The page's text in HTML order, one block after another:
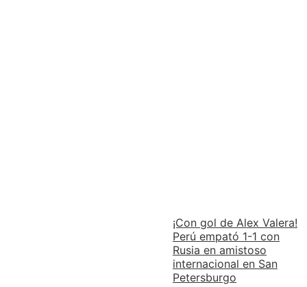
¡Con gol de Alex Valera!
Perú empató 1-1 con
Rusia en amistoso
internacional en San
Petersburgo